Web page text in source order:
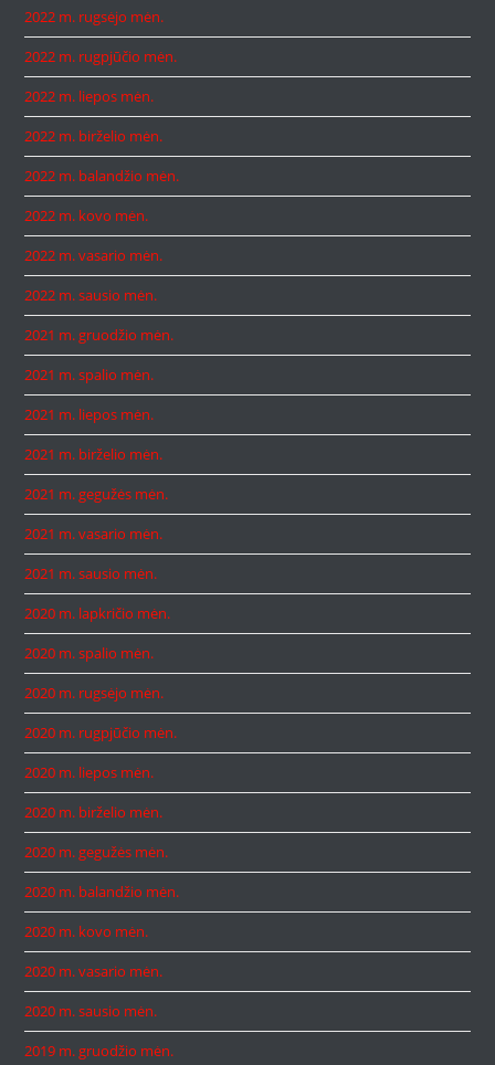
2022 m. rugsėjo mėn.
2022 m. rugpjūčio mėn.
2022 m. liepos mėn.
2022 m. birželio mėn.
2022 m. balandžio mėn.
2022 m. kovo mėn.
2022 m. vasario mėn.
2022 m. sausio mėn.
2021 m. gruodžio mėn.
2021 m. spalio mėn.
2021 m. liepos mėn.
2021 m. birželio mėn.
2021 m. gegužės mėn.
2021 m. vasario mėn.
2021 m. sausio mėn.
2020 m. lapkričio mėn.
2020 m. spalio mėn.
2020 m. rugsėjo mėn.
2020 m. rugpjūčio mėn.
2020 m. liepos mėn.
2020 m. birželio mėn.
2020 m. gegužės mėn.
2020 m. balandžio mėn.
2020 m. kovo mėn.
2020 m. vasario mėn.
2020 m. sausio mėn.
2019 m. gruodžio mėn.